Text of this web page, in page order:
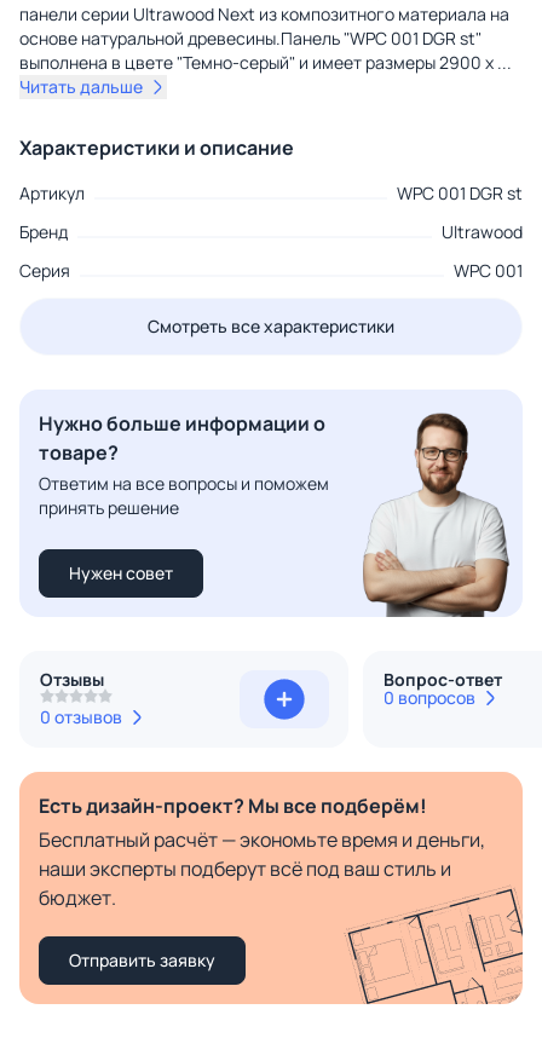
панели серии Ultrawood Next из композитного материала на
основе натуральной древесины.Панель "WPC 001 DGR st"
выполнена в цвете "Темно-серый" и имеет размеры 2900 х ...
Читать дальше
Характеристики и описание
Артикул
WPC 001 DGR st
Бренд
Ultrawood
Серия
WPC 001
Смотреть все характеристики
Нужно больше информации о
товаре?
Ответим на все вопросы и поможем
принять решение
Нужен совет
Отзывы
0 отзывов
Вопрос-ответ
0 вопросов
Есть дизайн-проект? Мы все подберём!
Бесплатный расчёт — экономьте время и деньги,
наши эксперты подберут всё под ваш стиль и
бюджет.
Отправить заявку